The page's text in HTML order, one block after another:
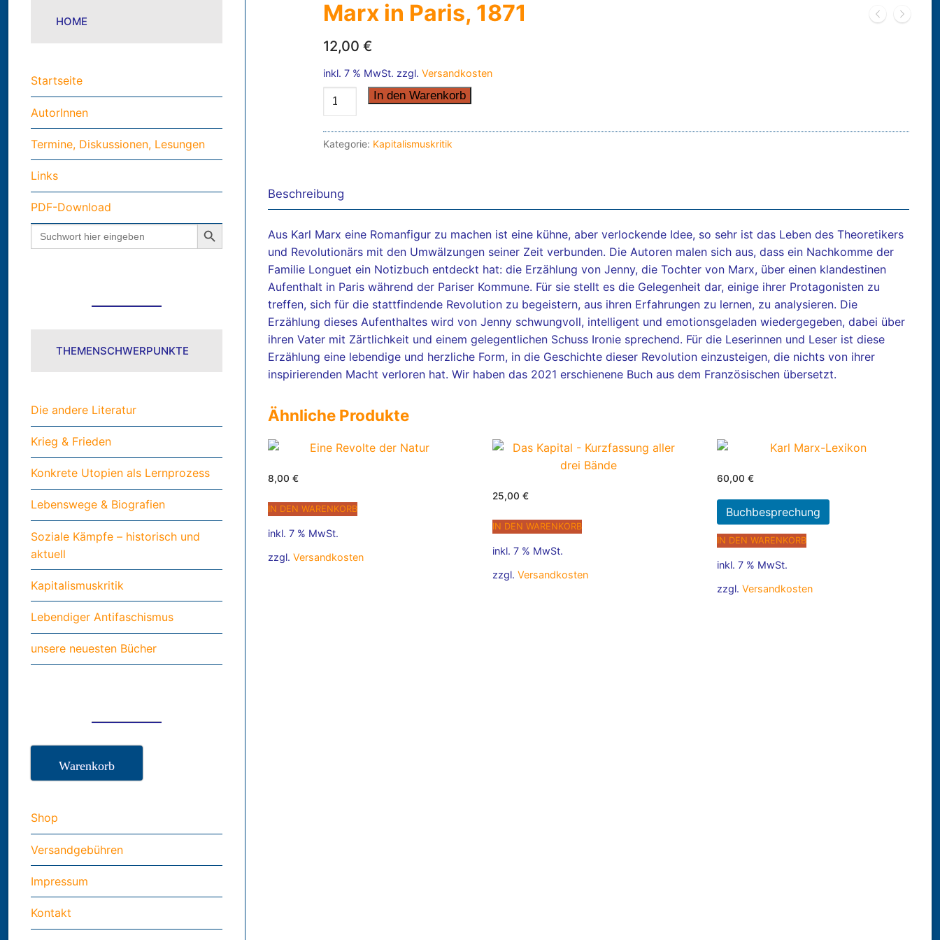
Marx in Paris, 1871
12,00€
inkl. 7 % MwSt. zzgl.Versandkosten
Marx
in
Paris,
1871
In den Warenkorb
Kategorie: Kapitalismuskritik
Beschreibung
Aus Karl Marx eine Romanfigur zu machen ist eine kühne, aber verlockende Idee, so sehr ist das Leben des Theoretikers
und Revolutionärs mit den Umwälzungen seiner Zeit verbunden. Die Autoren malen sich aus, dass ein Nachkomme der
Familie Longuet ein Notizbuch entdeckt hat: die Erzählung von Jenny, die Tochter von Marx, über einen klandestinen
Aufenthalt in Paris während der Pariser Kommune. Für sie stellt es die Gelegenheit dar, einige ihrer Protagonisten zu
treffen, sich für die stattfindende Revolution zu begeistern, aus ihren Erfahrungen zu lernen, zu analysieren. Die
Erzählung dieses Aufenthaltes wird von Jenny schwungvoll, intelligent und emotionsgeladen wiedergegeben, dabei über
ihren Vater mit Zärtlichkeit und einem gelegentlichen Schuss Ironie sprechend. Für die Leserinnen und Leser ist diese
Erzählung eine lebendige und herzliche Form, in die Geschichte dieser Revolution einzusteigen, die nichts von ihrer
inspirierenden Macht verloren hat. Wir haben das 2021 erschienene Buch aus dem Französischen übersetzt.
Ähnliche Produkte
8,00 €
IN DEN WARENKORB
inkl. 7 % MwSt.
zzgl. Versandkosten
25,00 €
IN DEN WARENKORB
inkl. 7 % MwSt.
zzgl. Versandkosten
60,00 €
Buchbesprechung
IN DEN WARENKORB
inkl. 7 % MwSt.
zzgl. Versandkosten
HOME
Startseite
AutorInnen
Termine, Diskussionen, Lesungen
Links
PDF-Download
Search
for:
Search Button
THEMENSCHWERPUNKTE
Die andere Literatur
Krieg & Frieden
Konkrete Utopien als Lernprozess
Lebenswege & Biografien
Soziale Kämpfe – historisch und
aktuell
Kapitalismuskritik
Lebendiger Antifaschismus
unsere neuesten Bücher
Warenkorb
Shop
Versandgebühren
Impressum
Kontakt